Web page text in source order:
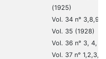
(1925)
Vol. 34 n°
Vol. 35 (1928)
Vol. 36 n° 3, 4, 8
Vol. 37 n°